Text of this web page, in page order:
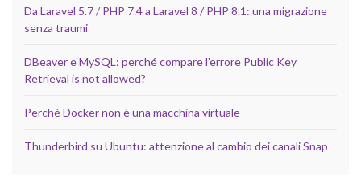
Da Laravel 5.7 / PHP 7.4 a Laravel 8 / PHP 8.1: una migrazione
senza traumi
DBeaver e MySQL: perché compare l’errore Public Key
Retrieval is not allowed?
Perché Docker non è una macchina virtuale
Thunderbird su Ubuntu: attenzione al cambio dei canali Snap